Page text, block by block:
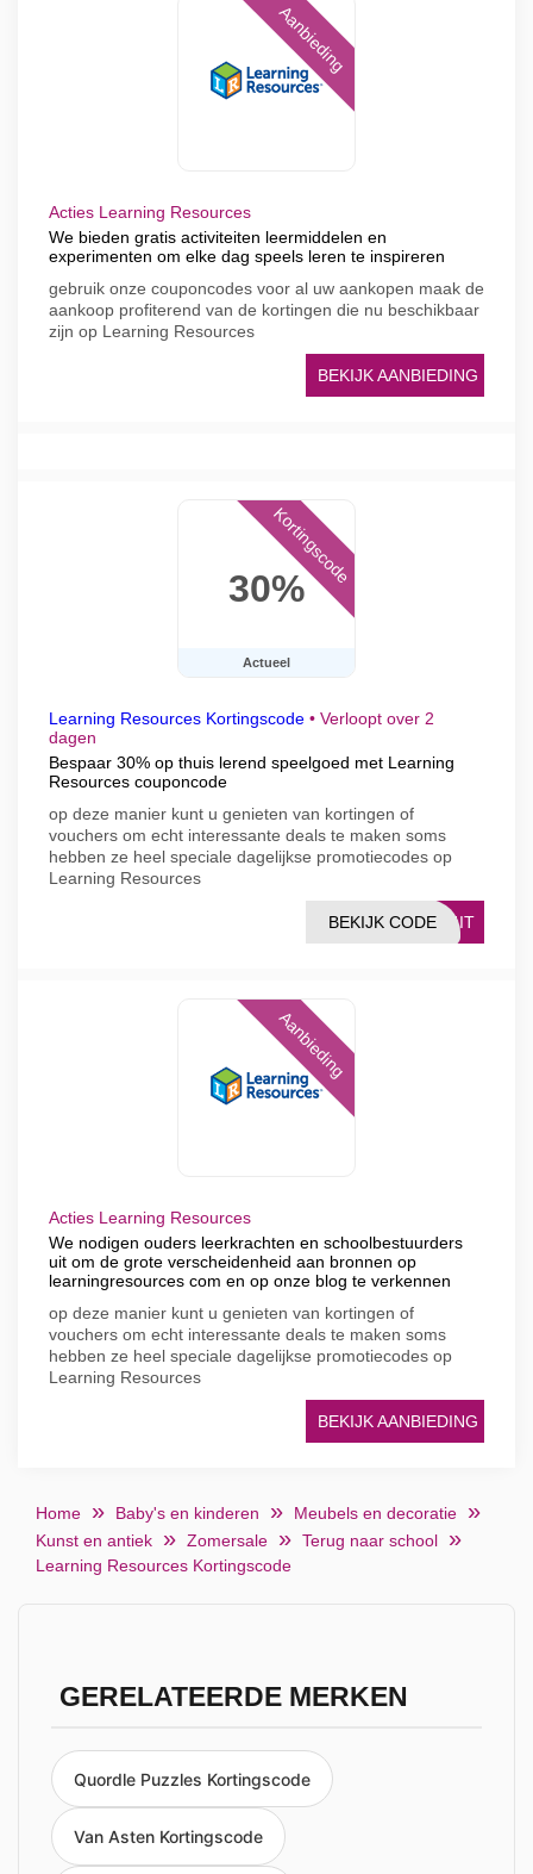
Aanbieding
Acties Learning Resources
We bieden gratis activiteiten leermiddelen en
experimenten om elke dag speels leren te inspireren
gebruik onze couponcodes voor al uw aankopen maak de
aankoop profiterend van de kortingen die nu beschikbaar
zijn op Learning Resources
BEKIJK AANBIEDING
30%
Actueel
Kortingscode
Learning Resources Kortingscode • Verloopt over 2
dagen
Bespaar 30% op thuis lerend speelgoed met Learning
Resources couponcode
op deze manier kunt u genieten van kortingen of
vouchers om echt interessante deals te maken soms
hebben ze heel speciale dagelijkse promotiecodes op
Learning Resources
P4IT
BEKIJK CODE
Aanbieding
Acties Learning Resources
We nodigen ouders leerkrachten en schoolbestuurders
uit om de grote verscheidenheid aan bronnen op
learningresources com en op onze blog te verkennen
op deze manier kunt u genieten van kortingen of
vouchers om echt interessante deals te maken soms
hebben ze heel speciale dagelijkse promotiecodes op
Learning Resources
BEKIJK AANBIEDING
Home Baby's en kinderen
Meubels en decoratie
Kunst en antiek
Zomersale
Terug naar school
Learning Resources Kortingscode
GERELATEERDE MERKEN
Quordle Puzzles Kortingscode
Van Asten Kortingscode